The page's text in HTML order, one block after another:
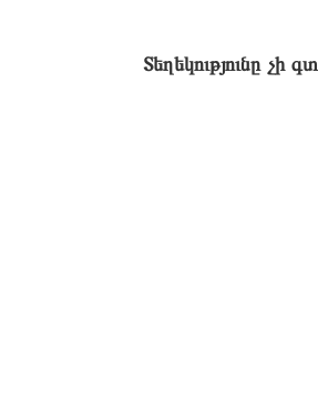
Տեղեկությունը չի